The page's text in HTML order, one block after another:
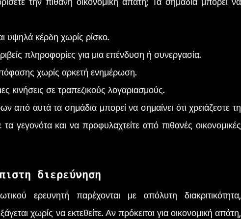
υψηλά κέρδη χωρίς ρίσκο.
πληροφορίες για μια επένδυση ή συνεργασία.
χωρίς αρκετή ενημέρωση.
κινήσεις σε τραπεζικούς λογαριασμούς.
από αυτά τα σημάδια μπορεί να σημαίνει ότι χρειάζεστε τη
τα γεγονότα και να προφυλαχτείτε από πιθανές οικονομικές
διερεύνηση
χωρίς να εκτεθείτε. Αν πρόκειται για οικονομική απάτη,